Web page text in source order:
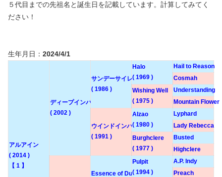
５代目までの先祖名と誕生日を記載しています。計算してみてく
ださい！
生年月日： 2024/4/1
アルアイン
( 2014 )
【 1 】
ディープインパクト
( 2002 )
サンデーサイレンス
( 1986 )
Halo
( 1969 )
Hail to Reason
Cosmah
Wishing Well
( 1975 )
Understanding
Mountain Flower
ウインドインハーヘア
( 1991 )
Alzao
( 1980 )
Lyphard
Lady Rebecca
Burghclere
( 1977 )
Busted
Highclere
Essence of Dubai
Pulpit
( 1994 )
A.P. Indy
Preach